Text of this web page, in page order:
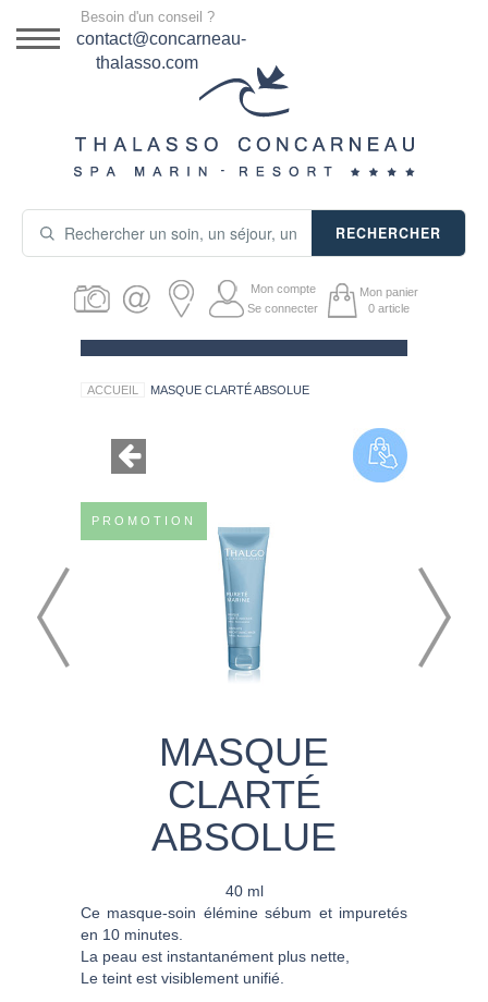
DESTINATION
SÉJOURS THALASSO
PRODUITS COSMÉTIQUES
GUIDE CADEAUX
Besoin d'un conseil ?
contact@concarneau-
thalasso.com
RECHERCHER
Mon compte
Se connecter
Mon panier
0 article
ACCUEIL MASQUE CLARTÉ ABSOLUE
PROMOTION
MASQUE
CLARTÉ
ABSOLUE
40 ml
Ce masque-soin élémine sébum et impuretés
en 10 minutes.
La peau est instantanément plus nette,
Le teint est visiblement unifié.